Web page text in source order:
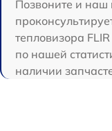
Позвоните и наш
тепловизора
по нашей
наличии